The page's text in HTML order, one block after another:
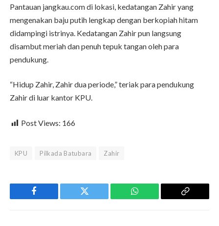
Pantauan jangkau.com di lokasi, kedatangan Zahir yang
mengenakan baju putih lengkap dengan berkopiah hitam
didampingi istrinya. Kedatangan Zahir pun langsung
disambut meriah dan penuh tepuk tangan oleh para
pendukung.
“Hidup Zahir, Zahir dua periode,” teriak para pendukung
Zahir di luar kantor KPU.
Post Views: 166
KPU Pilkada Batubara Zahir
Facebook Twitter WhatsApp
Copy